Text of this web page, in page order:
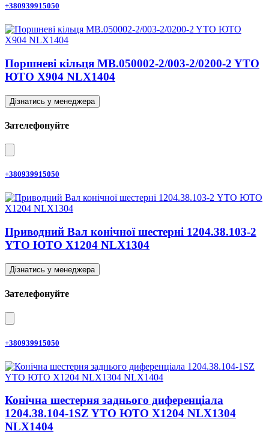
+380939915050
Поршневі кільця MB.050002-2/003-2/0200-2 YTO
ЮТО X904 NLX1404
Дізнатись у менеджера
Зателефонуйте
+380939915050
Приводний Вал конічної шестерні 1204.38.103-2
YTO ЮТО X1204 NLX1304
Дізнатись у менеджера
Зателефонуйте
+380939915050
Конічна шестерня заднього диференціала
1204.38.104-1SZ YTO ЮТО X1204 NLX1304
NLX1404